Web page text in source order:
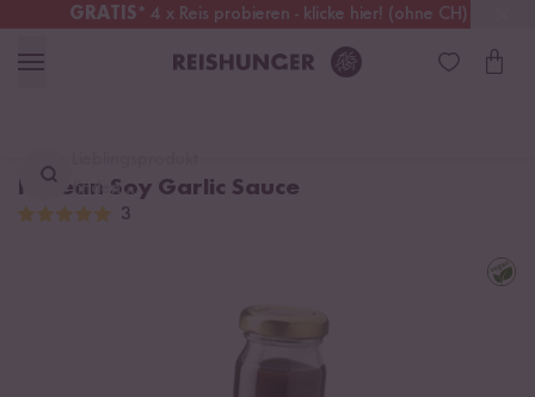
GRATIS* 4 x Reis probieren - klicke hier! (ohne CH)
Deutschland Kostenloser Versand
finden ...
Korean Soy Garlic Sauce
3